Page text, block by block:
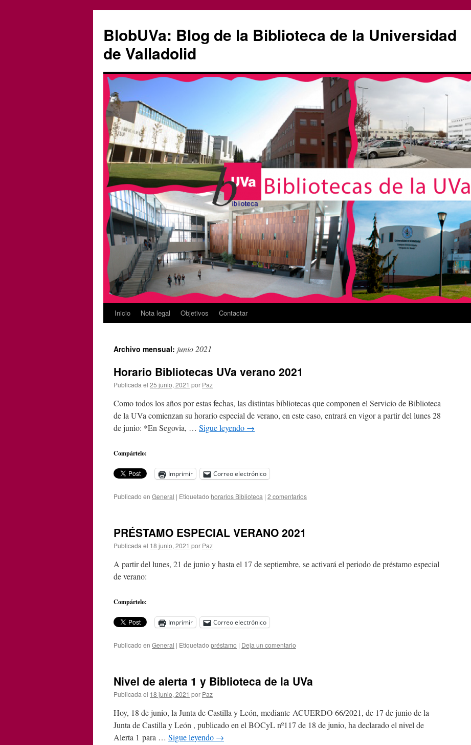
contenido
BlobUVa: Blog de la Biblioteca de la Universidad
de Valladolid
Inicio Nota legal Objetivos Contactar
Archivo mensual: junio 2021
Horario Bibliotecas UVa verano 2021
Publicada el 25 junio, 2021 por Paz
Como todos los años por estas fechas, las distintas bibliotecas que componen el Servicio de Biblioteca
de la UVa comienzan su horario especial de verano, en este caso, entrará en vigor a partir del lunes 28
de junio: *En Segovia, … Sigue leyendo →
Compártelo:
Imprimir Correo electrónico
Publicado en General | Etiquetado horarios Biblioteca | 2 comentarios
PRÉSTAMO ESPECIAL VERANO 2021
Publicada el 18 junio, 2021 por Paz
A partir del lunes, 21 de junio y hasta el 17 de septiembre, se activará el periodo de préstamo especial
de verano:
Compártelo:
Imprimir Correo electrónico
Publicado en General | Etiquetado préstamo | Deja un comentario
Nivel de alerta 1 y Biblioteca de la UVa
Publicada el 18 junio, 2021 por Paz
Hoy, 18 de junio, la Junta de Castilla y León, mediante ACUERDO 66/2021, de 17 de junio de la
Junta de Castilla y León , publicado en el BOCyL nº117 de 18 de junio, ha declarado el nivel de
Alerta 1 para … Sigue leyendo →